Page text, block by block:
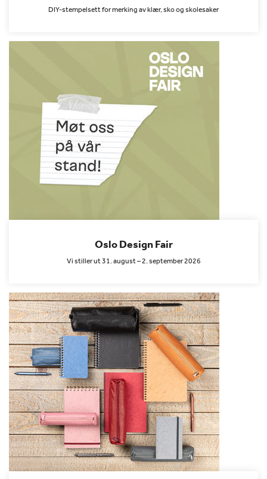
DIY-stempelsett for merking av klær, sko og skolesaker
Oslo Design Fair
Vi stiller ut 31. august – 2. september 2026